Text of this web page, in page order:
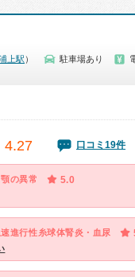
上駅 ） 駐車場あり
4.27 口コミ19件
の異常 5.0
進行性糸球体腎炎・血尿